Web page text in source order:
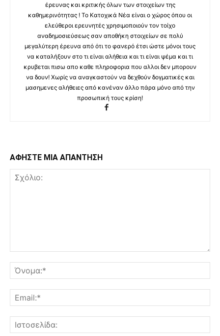
έρευνας και κριτικής όλων των στοιχείων της
καθημερινότητας ! Το Κατοχικά Νέα είναι ο χώρος όπου οι
ελεύθεροι ερευνητές χρησιμοποιούν τον τοίχο
αναδημοσιεύσεως σαν αποθήκη στοιχείων σε πολύ
μεγαλύτερη έρευνα από ότι το φανερό έτσι ώστε μόνοι τους
να καταλήξουν στο τι είναι αλήθεια και τι είναι ψέμα και τι
κρυβεται πισω απο καθε πληροφορια που αλλοι δεν μπορουν
να δουν! Χωρίς να αναγκαστούν να δεχθούν δογματικές και
μασημενες αλήθειες από κανέναν άλλο πάρα μόνο από την
προσωπική τους κρίση!
ΑΦΗΣΤΕ ΜΙΑ ΑΠΑΝΤΗΣΗ